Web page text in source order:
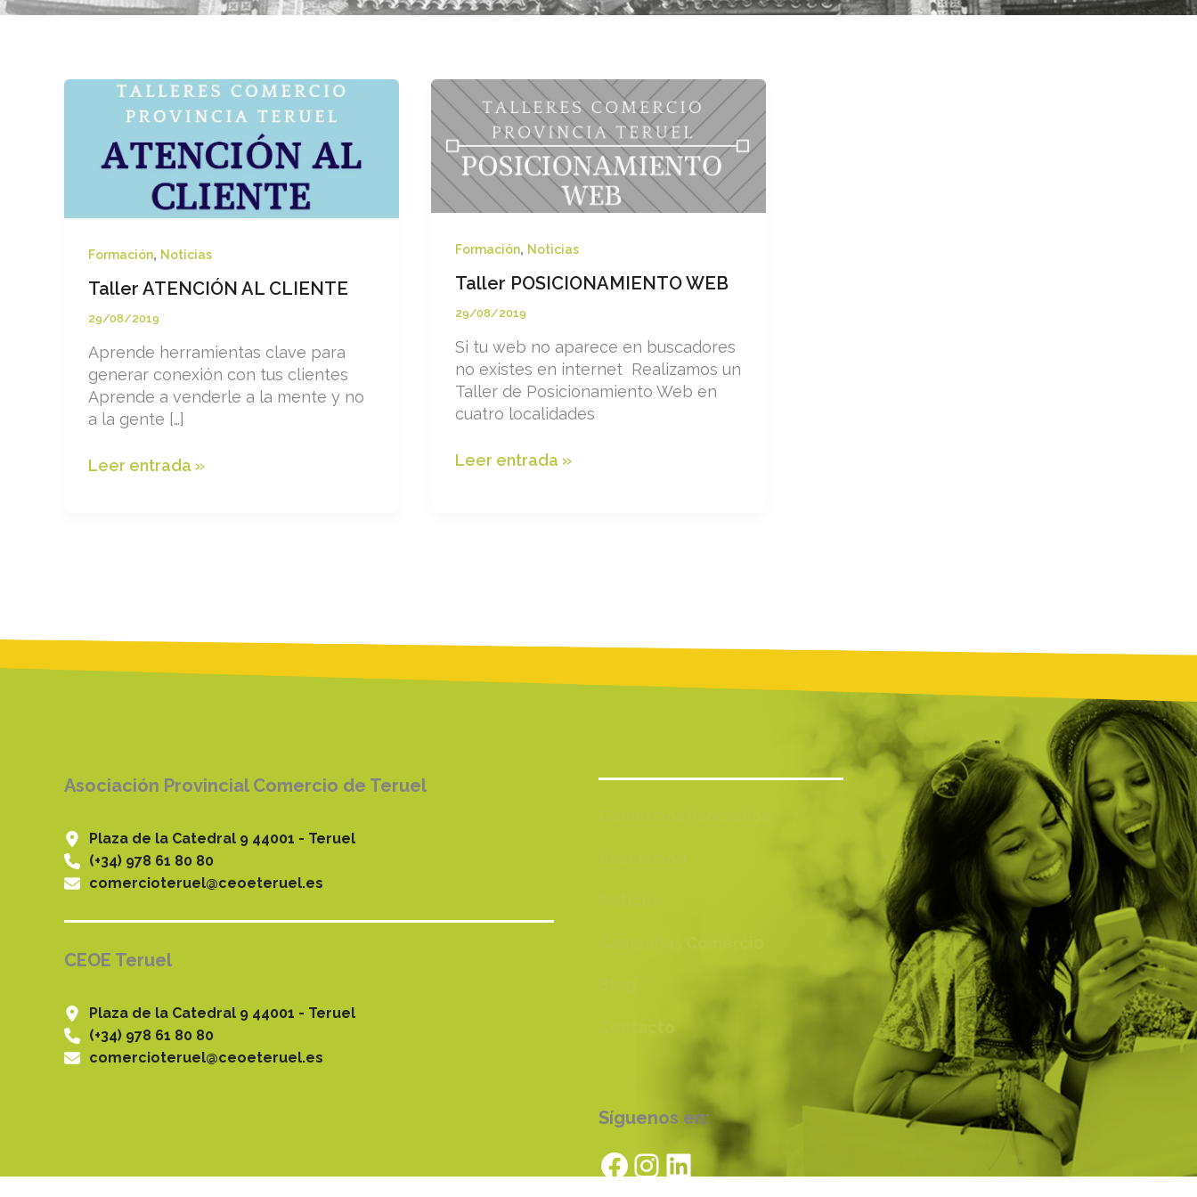
Formación, Noticias
Taller ATENCIÓN AL CLIENTE
29/08/2019
Aprende herramientas clave para
generar conexión con tus clientes
Aprende a venderle a la mente y no
a la gente […]
Taller
Leer entrada »
Formación, Noticias
Taller POSICIONAMIENTO WEB
29/08/2019
Si tu web no aparece en buscadores
no existes en internet Realizamos un
Taller de Posicionamiento Web en
cuatro localidades
Taller
Leer entrada »
Asociación Provincial Comercio de Teruel
Plaza de la Catedral 9 44001 - Teruel
(+34) 978 61 80 80
comercioteruel@ceoeteruel.es
CEOE Teruel
Plaza de la Catedral 9 44001 - Teruel
(+34) 978 61 80 80
comercioteruel@ceoeteruel.es
Síguenos en:
Facebook
Instagram
LinkedIn